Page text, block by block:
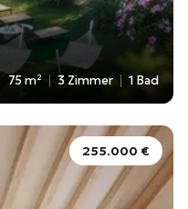
75 m² 3 Zimmer 1 Bad
255.000 €